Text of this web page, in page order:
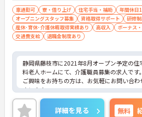
車通勤可 寮・借り上げ 住宅手当・補助
年間休日
オープニングスタッフ募集
資格取得サポート
研修
産休･育休･介護休暇取得実績あり
高収入 ボーナス
交通費支給
退職金制度あり
静岡県藤枝市に2021年8月オープン予定の住
料老人ホームにて、介護職員募集の求人です。
ご興味をお持ちの方は、お気軽にお問い合わ
さい！！
詳細を見る 無料